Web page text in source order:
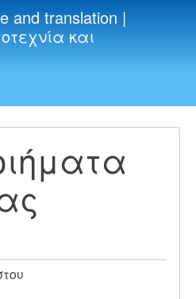
and translation |
και